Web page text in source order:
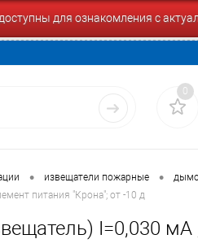
для ознакомления с
0
• извещатели пожарные •
питания "Крона"; от -10 д
I=0,030 мА